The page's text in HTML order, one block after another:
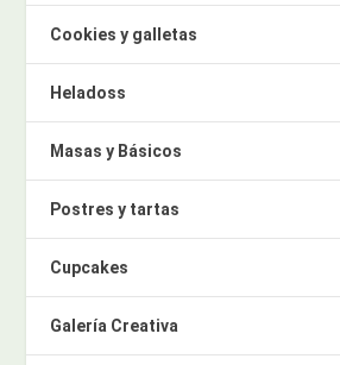
Cookies y galletas
Heladoss
Masas y Básicos
Postres y tartas
Cupcakes
Galería Creativa